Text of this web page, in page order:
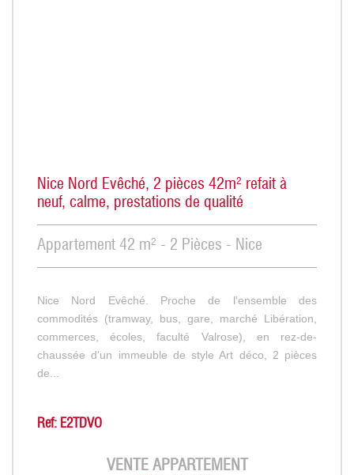
Nice Nord Evêché, 2 pièces 42m² refait à
neuf, calme, prestations de qualité
Appartement 42 m² - 2 Pièces - Nice
Nice Nord Evêché. Proche de l'ensemble des
commodités (tramway, bus, gare, marché Libération,
commerces, écoles, faculté Valrose), en rez-de-
chaussée d'un immeuble de style Art déco, 2 pièces
de...
Ref: E2TDVO
VENTE APPARTEMENT